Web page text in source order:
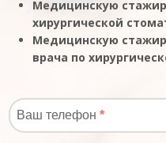
Медицинскую
хирургической
Медицинскую
врача по